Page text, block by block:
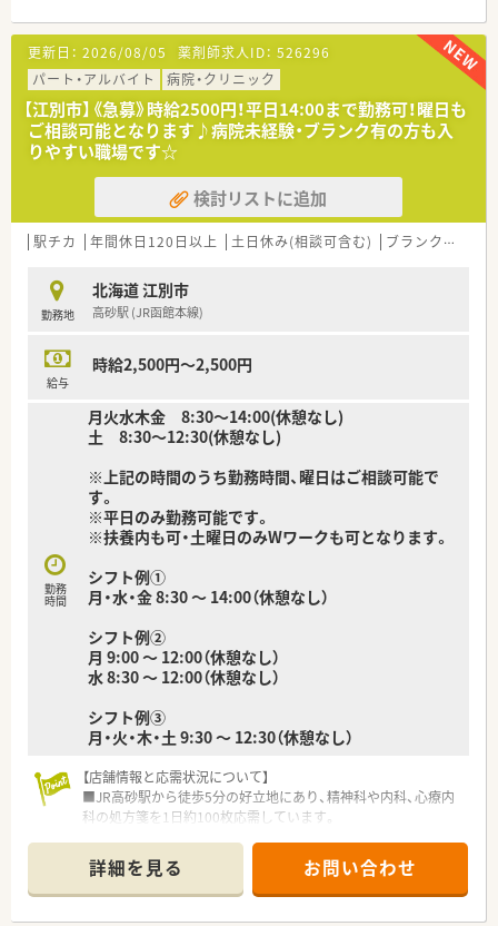
＜働きやすい環境です＞
■オンオフしっかり切り替えてお仕事とご家庭を両立できます！
■定着率も良く長く働きやすい職場です！
■託児所の利用も可能です！
■マイカー通勤ＯＫ！駐車場無料で利用できます！
■ＪＲ通勤の方は朝は最寄駅からの送迎バス（無料）が利用可能
です。
更新日： 2026/08/05 薬剤師求人ID： 526296
パート・アルバイト
病院・クリニック
【江別市】《急募》時給2500円！平日14:00まで勤務可！曜日も
ご相談可能となります♪病院未経験・ブランク有の方も入
りやすい職場です☆
検討リストに追加
駅チカ 年間休日120日以上 土日休み(相談可含む) ブランク可
勤務地
北海道 江別市
高砂駅 (JR函館本線)
給与
時給2,500円～2,500円
勤務
時間
月火水木金 8:30～14:00(休憩なし)
土 8:30～12:30(休憩なし)
※上記の時間のうち勤務時間、曜日はご相談可能で
す。
※平日のみ勤務可能です。
※扶養内も可・土曜日のみWワークも可となります。
シフト例①
月・水・金 8:30 ～ 14:00（休憩なし）
シフト例②
月 9:00 ～ 12:00（休憩なし）
水 8:30 ～ 12:00（休憩なし）
シフト例③
月・火・木・土 9:30 ～ 12:30（休憩なし）
【店舗情報と応需状況について】
■JR高砂駅から徒歩5分の好立地にあり、精神科や内科、心療内
科の処方箋を1日約100枚応需しています。
と非常勤3名、調剤助手3名の体制で運営されています。
■2012年に開設された清潔な環境で、1,000品目以上の医薬品を
揃え、最新の調剤機器や監査システムを完備しています。
詳細を見る お問い合わせ